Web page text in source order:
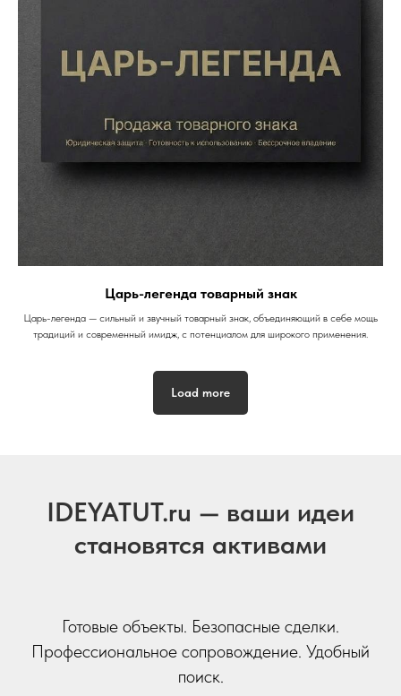
Царь-легенда товарный знак
Царь-легенда — сильный и звучный товарный знак, объединяющий в себе мощь
традиций и современный имидж, с потенциалом для широкого применения.
Load more
IDEYATUT.ru — ваши идеи
становятся активами
Готовые объекты. Безопасные сделки.
Профессиональное сопровождение. Удобный
поиск.